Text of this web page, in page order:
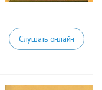
Слушать онлайн